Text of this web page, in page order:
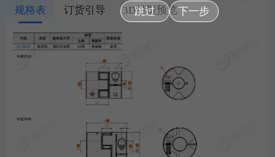
跳过 下一步
规格表 订货引导 3D模型预览